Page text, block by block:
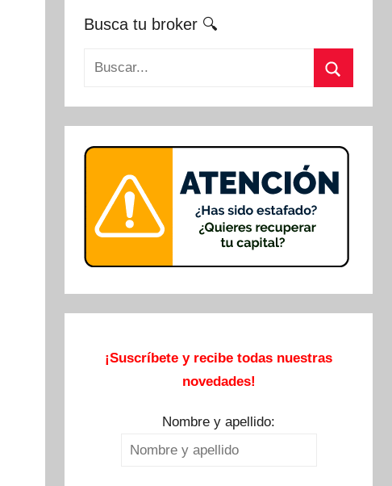
Busca tu broker 🔍
Buscar:
¡Suscríbete y recibe todas nuestras
novedades!
Nombre y apellido: